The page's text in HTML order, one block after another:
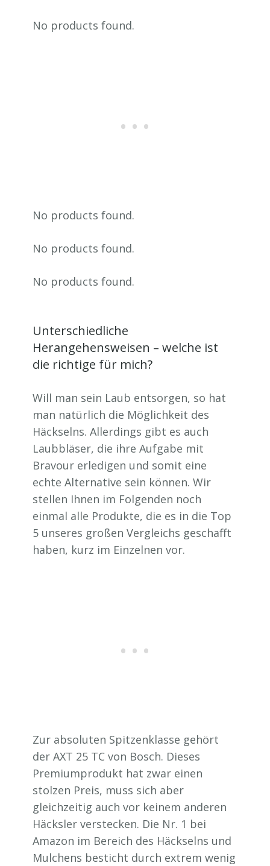
No products found.
No products found.
No products found.
No products found.
Unterschiedliche
Herangehensweisen – welche ist
die richtige für mich?
Will man sein Laub entsorgen, so hat
man natürlich die Möglichkeit des
Häckselns. Allerdings gibt es auch
Laubbläser, die ihre Aufgabe mit
Bravour erledigen und somit eine
echte Alternative sein können. Wir
stellen Ihnen im Folgenden noch
einmal alle Produkte, die es in die Top
5 unseres großen Vergleichs geschafft
haben, kurz im Einzelnen vor.
Zur absoluten Spitzenklasse gehört
der AXT 25 TC von Bosch. Dieses
Premiumprodukt hat zwar einen
stolzen Preis, muss sich aber
gleichzeitig auch vor keinem anderen
Häcksler verstecken. Die Nr. 1 bei
Amazon im Bereich des Häckselns und
Mulchens besticht durch extrem wenig